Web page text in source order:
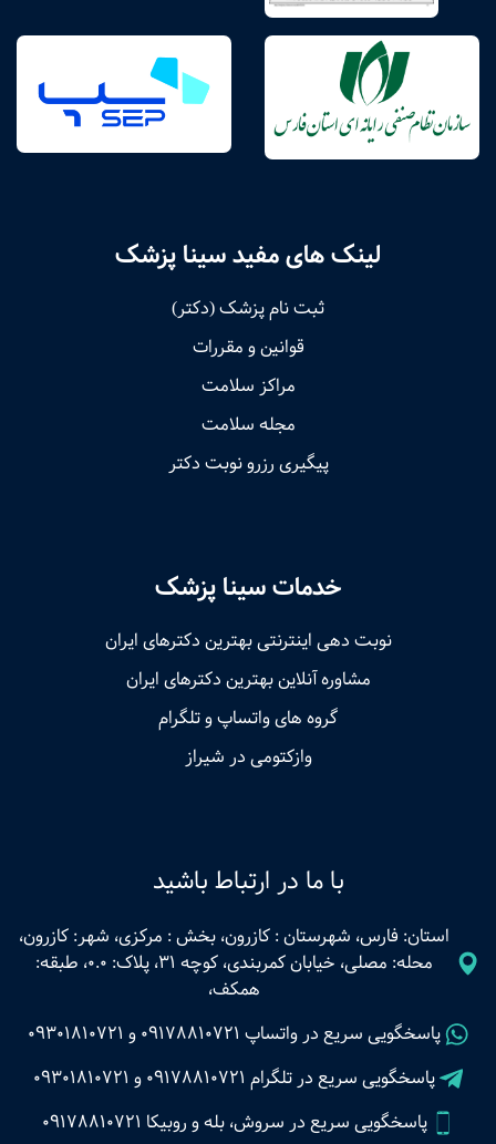
لینک های مفید سینا پزشک
ثبت نام پزشک (دکتر)
قوانین و مقررات
مراکز سلامت
مجله سلامت
پیگیری رزرو نوبت دکتر
خدمات سینا پزشک
نوبت‌ دهی اینترنتی بهترین دکترهای ایران
مشاوره آنلاین بهترین دکترهای ایران
گروه های واتساپ و تلگرام
وازکتومی در شیراز
با ما در ارتباط باشید
استان: فارس، شهرستان : کازرون، بخش : مرکزی، شهر: کازرون،
محله: مصلی، خیابان کمربندی، کوچه 31، پلاک: 0.0، طبقه:
همکف،
پاسخگویی سریع در واتساپ 09178810721 و 09301810721
پاسخگویی سریع در تلگرام 09178810721 و 09301810721
پاسخگویی سریع در سروش، بله و روبیکا 09178810721